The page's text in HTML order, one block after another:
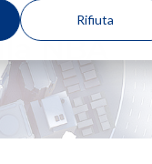
Rifiuta
NBA